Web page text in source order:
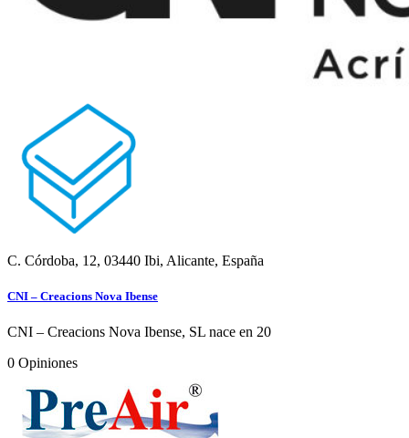
C. Córdoba, 12, 03440 Ibi, Alicante, España
CNI – Creacions Nova Ibense
CNI – Creacions Nova Ibense, SL nace en 20
0 Opiniones